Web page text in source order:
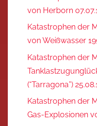
von Herborn
Katastrophen der
von Weißwasser
Katastrophen der
(“Tarragona”)
Katastrophen der
Gas-Explosionen